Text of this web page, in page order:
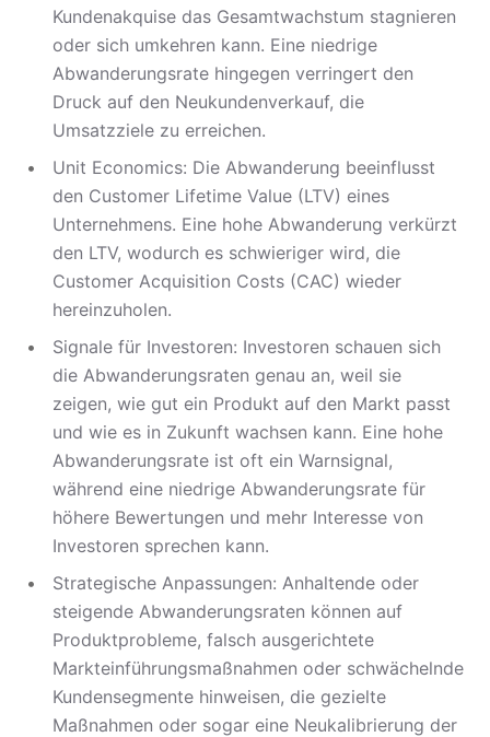
Kundenakquise das Gesamtwachstum stagnieren
oder sich umkehren kann. Eine niedrige
Abwanderungsrate hingegen verringert den
Druck auf den Neukundenverkauf, die
Umsatzziele zu erreichen.
Unit Economics: Die Abwanderung beeinflusst
den Customer Lifetime Value (LTV) eines
Unternehmens. Eine hohe Abwanderung verkürzt
den LTV, wodurch es schwieriger wird, die
Customer Acquisition Costs (CAC) wieder
hereinzuholen.
Signale für Investoren: Investoren schauen sich
die Abwanderungsraten genau an, weil sie
zeigen, wie gut ein Produkt auf den Markt passt
und wie es in Zukunft wachsen kann. Eine hohe
Abwanderungsrate ist oft ein Warnsignal,
während eine niedrige Abwanderungsrate für
höhere Bewertungen und mehr Interesse von
Investoren sprechen kann.
Strategische Anpassungen: Anhaltende oder
steigende Abwanderungsraten können auf
Produktprobleme, falsch ausgerichtete
Markteinführungsmaßnahmen oder schwächelnde
Kundensegmente hinweisen, die gezielte
Maßnahmen oder sogar eine Neukalibrierung der